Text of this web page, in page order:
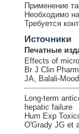
Применение
Необходимо
Требуется
Источники
Печатные
Effects of
Br J Clin
JA, Balali-
Long-term
hepatic failure
Hum Exp
O'Grady JG et